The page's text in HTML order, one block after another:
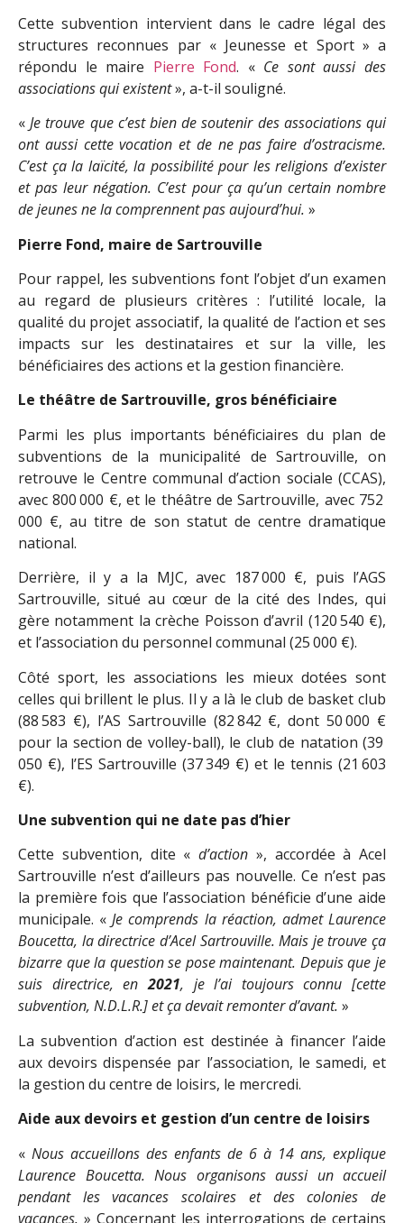
Cette subvention intervient dans le cadre légal des
structures reconnues par « Jeunesse et Sport » a
répondu le maire Pierre Fond. « Ce sont aussi des
associations qui existent», a-t-il souligné.
«Je trouve que c’est bien de soutenir des associations qui
ont aussi cette vocation et de ne pas faire d’ostracisme.
C’est ça la laïcité, la possibilité pour les religions d’exister
et pas leur négation. C’est pour ça qu’un certain nombre
de jeunes ne la comprennent pas aujourd’hui. »
Pierre Fond, maire de Sartrouville
Pour rappel, les subventions font l’objet d’un examen
au regard de plusieurs critères : l’utilité locale, la
qualité du projet associatif, la qualité de l’action et ses
impacts sur les destinataires et sur la ville, les
bénéficiaires des actions et la gestion financière.
Le théâtre de Sartrouville, gros bénéficiaire
Parmi les plus importants bénéficiaires du plan de
subventions de la municipalité de Sartrouville, on
retrouve le Centre communal d’action sociale (CCAS),
avec 800 000 €, et le théâtre de Sartrouville, avec 752
000 €, au titre de son statut de centre dramatique
national.
Derrière, il y a la MJC, avec 187 000 €, puis l’AGS
Sartrouville, situé au cœur de la cité des Indes, qui
gère notamment la crèche Poisson d’avril (120 540 €),
et l’association du personnel communal (25 000 €).
Côté sport, les associations les mieux dotées sont
celles qui brillent le plus. Il y a là le club de basket club
(88 583 €), l’AS Sartrouville (82 842 €, dont 50 000 €
pour la section de volley-ball), le club de natation (39
050 €), l’ES Sartrouville (37 349 €) et le tennis (21 603
€).
Une subvention qui ne date pas d’hier
Cette subvention, dite « d’action », accordée à Acel
Sartrouville n’est d’ailleurs pas nouvelle. Ce n’est pas
la première fois que l’association bénéficie d’une aide
municipale. «Je comprends la réaction, admet Laurence
Boucetta, la directrice d’Acel Sartrouville. Mais je trouve ça
bizarre que la question se pose maintenant. Depuis que je
suis directrice, en2021, je l’ai toujours connu [cette
subvention, N.D.L.R.] et ça devait remonter d’avant. »
La subvention d’action est destinée à financer l’aide
aux devoirs dispensée par l’association, le samedi, et
la gestion du centre de loisirs, le mercredi.
Aide aux devoirs et gestion d’un centre de loisirs
« Nous accueillons des enfants de 6 à 14 ans, explique
Laurence Boucetta. Nous organisons aussi un accueil
pendant les vacances scolaires et des colonies de
vacances. » Concernant les interrogations de certains